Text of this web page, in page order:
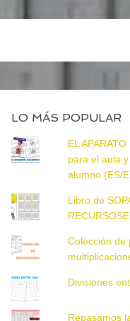
LO MÁS POPULAR
EL
para el aula
alumno (ES/
Libro de
Colección de
Divisiones
Repasamos